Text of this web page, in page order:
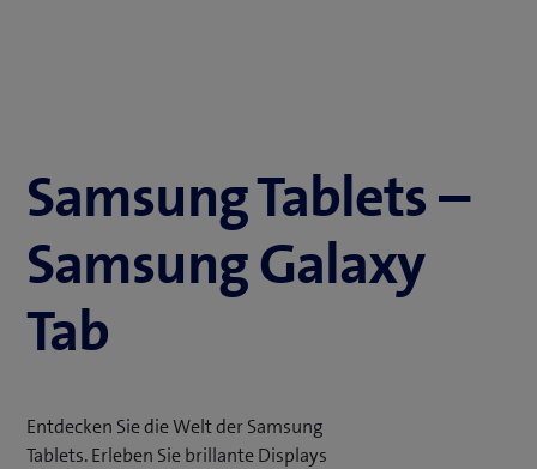
Samsung Tablets –
Samsung Galaxy
Tab
Entdecken Sie die Welt der Samsung
Tablets. Erleben Sie brillante Displays